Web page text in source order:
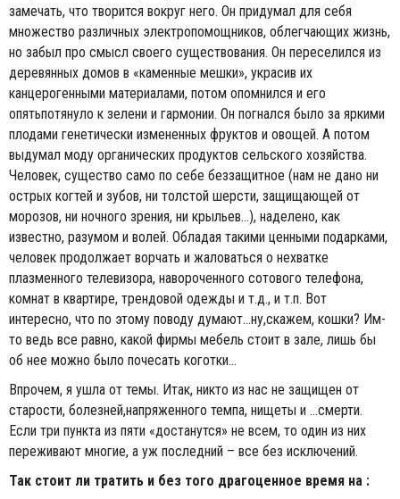
замечать, что творится вокруг него. Он придумал для себя
множество различных электропомощников, облегчающих жизнь,
но забыл про смысл своего существования. Он переселился из
деревянных домов в «каменные мешки», украсив их
канцерогенными материалами, потом опомнился и его
опятьпотянуло к зелени и гармонии. Он погнался было за яркими
плодами генетически измененных фруктов и овощей. А потом
выдумал моду органических продуктов сельского хозяйства.
Человек, существо само по себе беззащитное (нам не дано ни
острых когтей и зубов, ни толстой шерсти, защищающей от
морозов, ни ночного зрения, ни крыльев...), наделено, как
известно, разумом и волей. Обладая такими ценными подарками,
человек продолжает ворчать и жаловаться о нехватке
плазменного телевизора, навороченного сотового телефона,
комнат в квартире, трендовой одежды и т.д., и т.п. Вот
интересно, что по этому поводу думают...ну,скажем, кошки? Им-
то ведь все равно, какой фирмы мебель стоит в зале, лишь бы
об нее можно было почесать коготки...
Впрочем, я ушла от темы. Итак, никто из нас не защищен от
старости, болезней,напряженного темпа, нищеты и ...смерти.
Если три пункта из пяти «достанутся» не всем, то один из них
переживают многие, а уж последний – все без исключений.
Так стоит ли тратить и без того драгоценное время на :